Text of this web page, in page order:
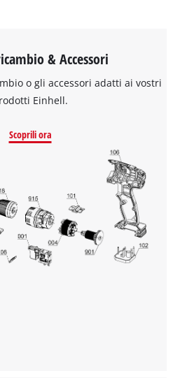
& Accessori
o gli accessori adatti ai vostri
Einhell.
Scoprili ora